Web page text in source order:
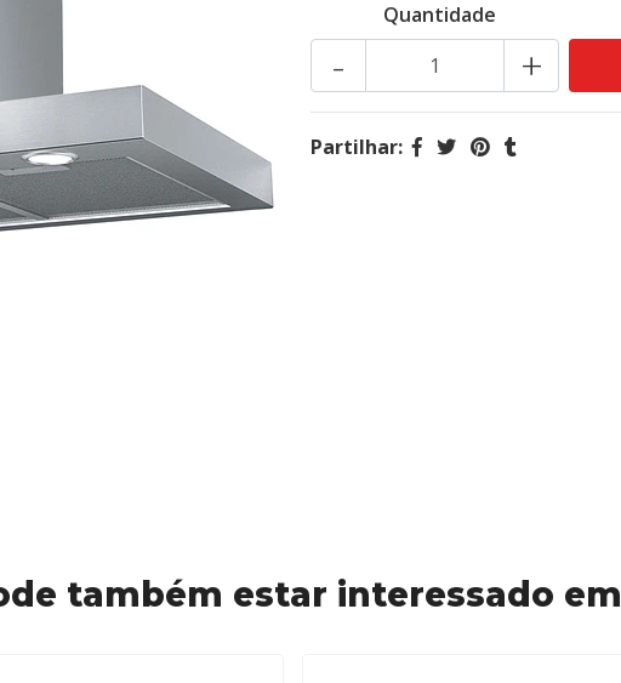
Quantidade
+
-
Partilhar:
também estar interessado em